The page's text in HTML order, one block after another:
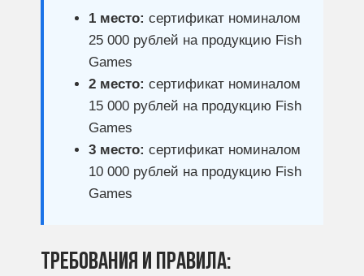
1 место: сертификат номиналом
25 000 рублей на продукцию Fish
Games
2 место: сертификат номиналом
15 000 рублей на продукцию Fish
Games
3 место: сертификат номиналом
10 000 рублей на продукцию Fish
Games
Требования и правила: